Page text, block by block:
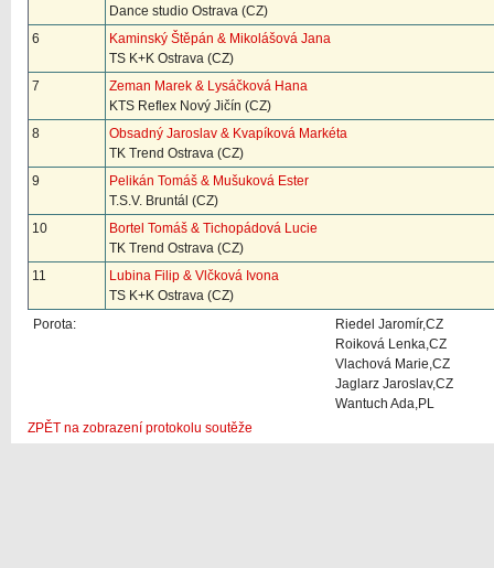
Dance studio Ostrava (CZ)
6
Kaminský Štěpán & Mikolášová Jana
TS K+K Ostrava (CZ)
7
Zeman Marek & Lysáčková Hana
KTS Reflex Nový Jičín (CZ)
8
Obsadný Jaroslav & Kvapíková Markéta
TK Trend Ostrava (CZ)
9
Pelikán Tomáš & Mušuková Ester
T.S.V. Bruntál (CZ)
10
Bortel Tomáš & Tichopádová Lucie
TK Trend Ostrava (CZ)
11
Lubina Filip & Vlčková Ivona
TS K+K Ostrava (CZ)
Porota:
Riedel Jaromír,CZ
Roiková Lenka,CZ
Vlachová Marie,CZ
Jaglarz Jaroslav,CZ
Wantuch Ada,PL
ZPĚT na zobrazení protokolu soutěže